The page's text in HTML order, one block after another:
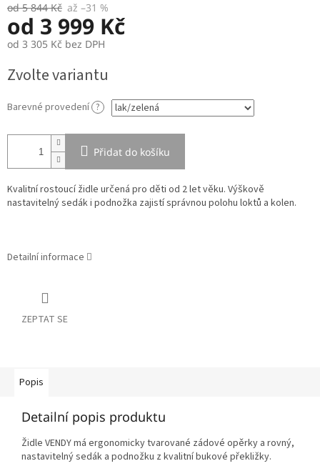
od 5 844 Kč až –31 %
od 3 999 Kč
od 3 305 Kč bez DPH
cena:
Zvolte variantu
Barevné provedení ?
Přidat do košíku
Kvalitní rostoucí židle určená pro děti od 2 let věku. Výškově
nastavitelný sedák i podnožka zajistí správnou polohu loktů a kolen.
Detailní informace
ZEPTAT SE
Popis
Detailní popis produktu
Židle VENDY má ergonomicky tvarované zádové opěrky a rovný,
nastavitelný sedák a podnožku z kvalitní bukové překližky.